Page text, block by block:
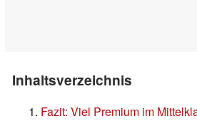
Inhaltsverzeichnis
Fazit: Viel Premium im